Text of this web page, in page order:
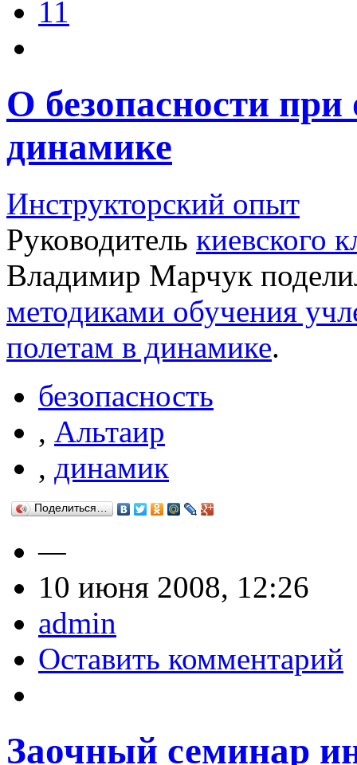
11
О безопасности
динамике
Инструкторский опыт
Руководитель киевского
Владимир Марчук
методиками обучения
полетам в динамике.
безопасность
, Альтаир
, динамик
Поделиться…
—
10 июня 2008, 12:26
admin
Оставить комментарий
Заочный семинар